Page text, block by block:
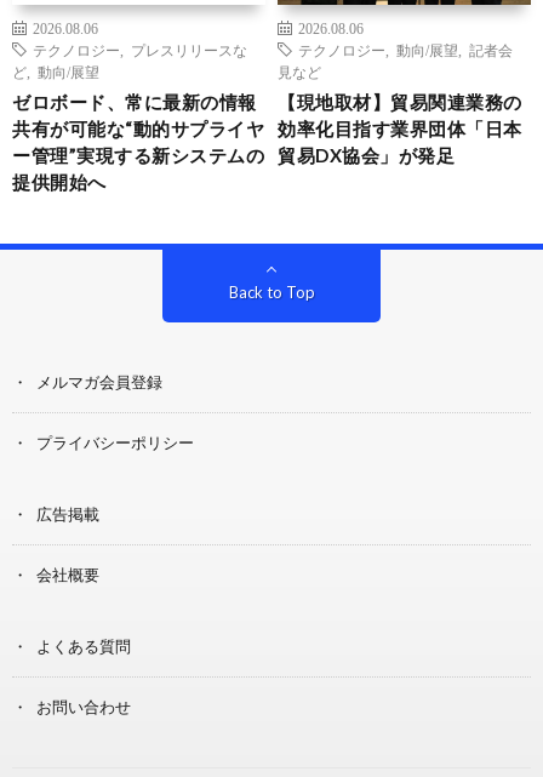
2026.08.06
テクノロジー
プレスリリースな
ど
動向/展望
ゼロボード、常に最新の情報
共有が可能な“動的サプライヤ
ー管理”実現する新システムの
提供開始へ
2026.08.06
テクノロジー
動向/展望
記者会
見など
【現地取材】貿易関連業務の
効率化目指す業界団体「日本
貿易DX協会」が発足
Back to Top
メルマガ会員登録
プライバシーポリシー
広告掲載
会社概要
よくある質問
お問い合わせ